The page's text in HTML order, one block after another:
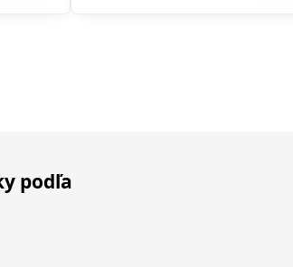
podľa